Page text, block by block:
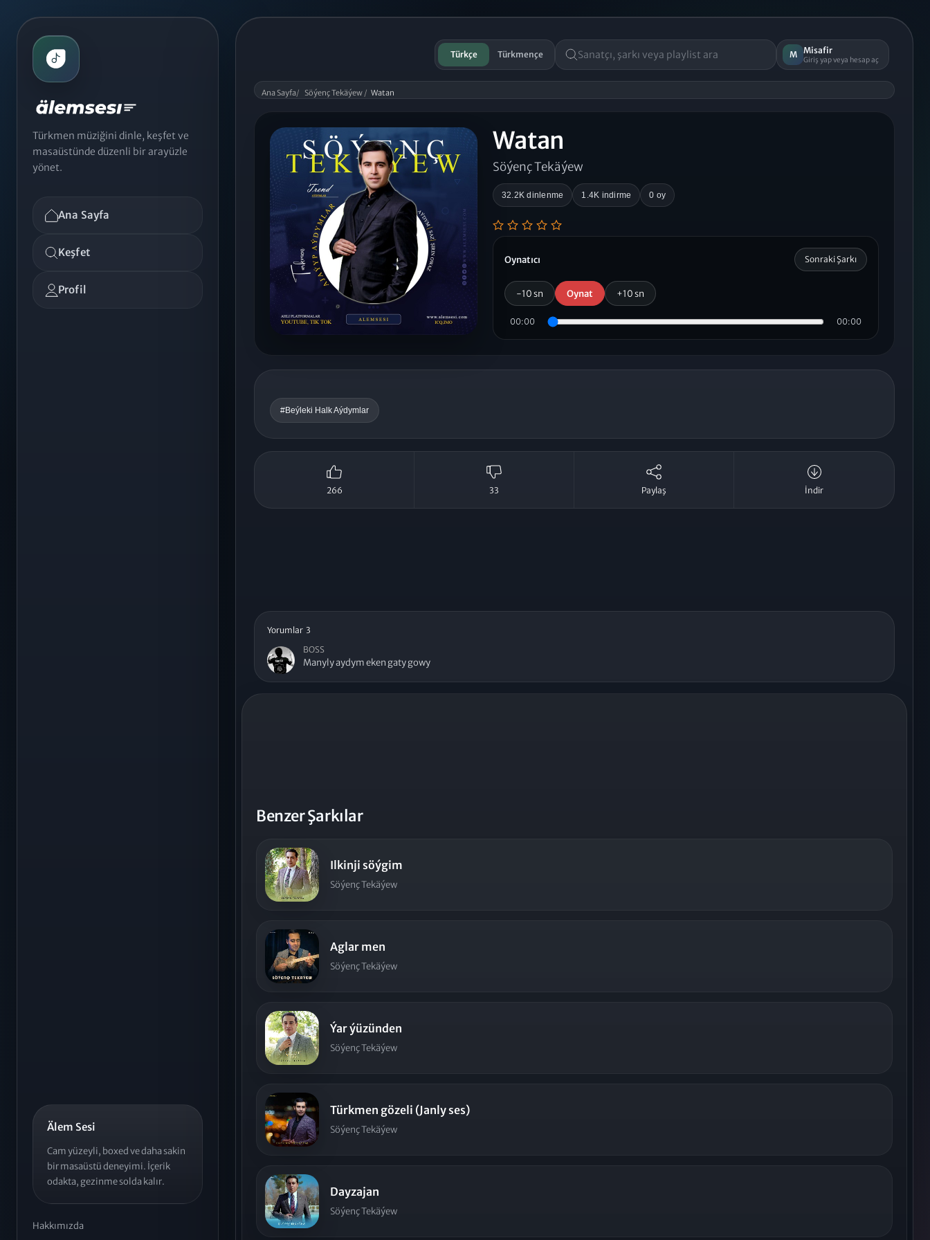
Türkmen müziğini dinle, keşfet ve
masaüstünde düzenli bir arayüzle
yönet.
Ana Sayfa
Keşfet
Profil
Älem Sesi
Cam yüzeyli, boxed ve daha sakin
bir masaüstü deneyimi. İçerik
odakta, gezinme solda kalır.
Hakkımızda
Türkçe Türkmençe M Misafir
Giriş yap veya hesap aç
Ana Sayfa/ Söýenç Tekäýew / Watan
Çal
Watan
Söýenç Tekäýew
32.2K dinlenme 1.4K indirme 0 oy
Oynatıcı Sonraki Şarkı
-10 sn Oynat +10 sn
00:00 00:00
#Beýleki Halk Aýdymlar
266 33 Paylaş İndir
Yorumlar 3
BOSS
Manyly aydym eken gaty gowy
Benzer Şarkılar
Ilkinji söýgim
Söýenç Tekäýew
Aglar men
Söýenç Tekäýew
Ýar ýüzünden
Söýenç Tekäýew
Türkmen gözeli (Janly ses)
Söýenç Tekäýew
Dayzajan
Söýenç Tekäýew